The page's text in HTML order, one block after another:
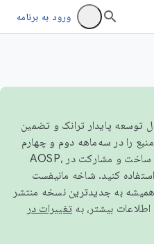
ورود به برنامه
با مدل توسعه پایدار ترانک و تضمین
را در سه‌ماهه دوم و چهارم
استفاده کنید. شاخه مانیفست
همیشه به جدیدترین نسخه منتشر
تغییرات در